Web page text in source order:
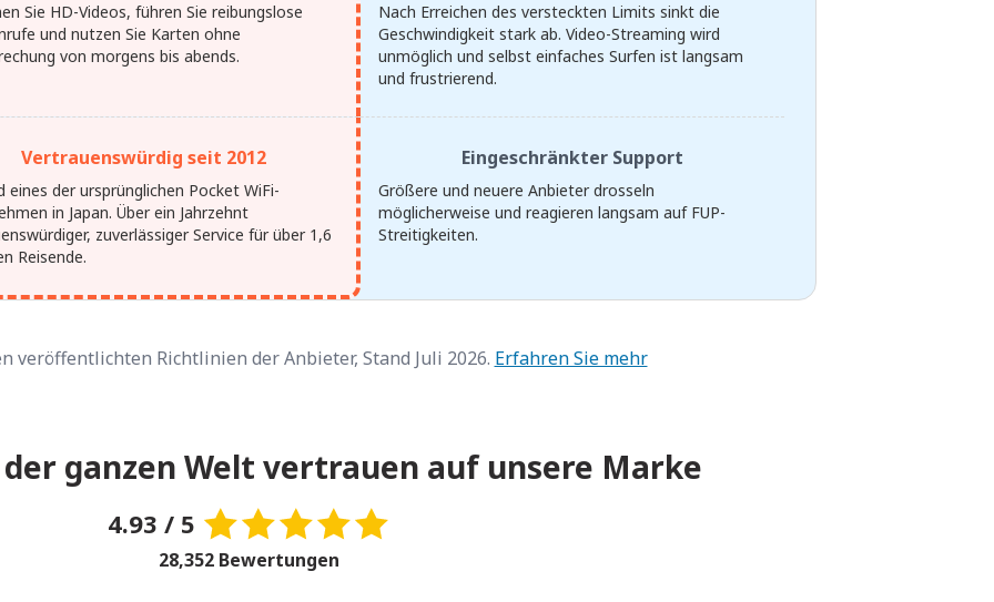
Sie HD-Videos, führen Sie reibungslose
und nutzen Sie Karten ohne
von morgens bis abends.
Nach Erreichen des versteckten Limits sinkt die
Geschwindigkeit stark ab. Video-Streaming wird
unmöglich und selbst einfaches Surfen ist langsam
und frustrierend.
Vertrauenswürdig seit 2012
eines der ursprünglichen Pocket WiFi-
in Japan. Über ein Jahrzehnt
zuverlässiger Service für über 1,6
Reisende.
Eingeschränkter Support
Größere und neuere Anbieter drosseln
möglicherweise und reagieren langsam auf FUP-
Streitigkeiten.
veröffentlichten Richtlinien der Anbieter, Stand Juli 2026. Erfahren Sie mehr
der ganzen Welt vertrauen auf unsere Marke
4.93 / 5
28,352 Bewertungen